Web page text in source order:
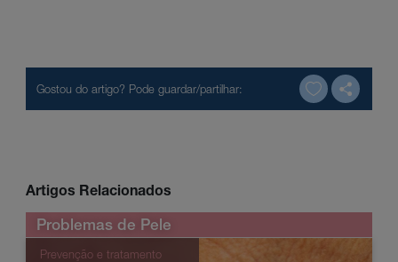
Artigos Relacionados
Problemas de Pele
Prevenção e tratamento